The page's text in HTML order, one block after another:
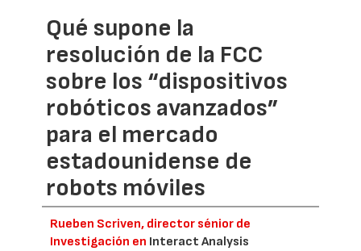
Qué supone la
resolución de la FCC
sobre los “dispositivos
robóticos avanzados”
para el mercado
estadounidense de
robots móviles
Rueben Scriven, director sénior de
Investigación en Interact Analysis